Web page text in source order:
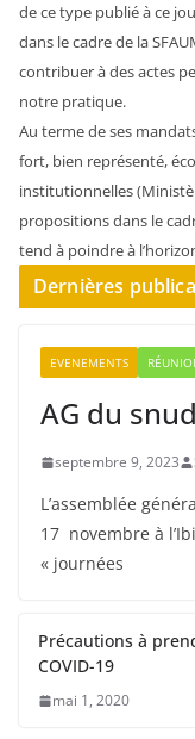
de ce type publié à ce
dans le cadre de la
contribuer à des actes
notre pratique.
Au terme de ses
fort, bien représenté,
institutionnelles
propositions dans le
tend à poindre à
Dernières
EVENEMENTS
AG du
septembre 9, 2023
L’assemblée
17 novembre à
« journées
Précautions à
COVID-19
mai 1, 2020